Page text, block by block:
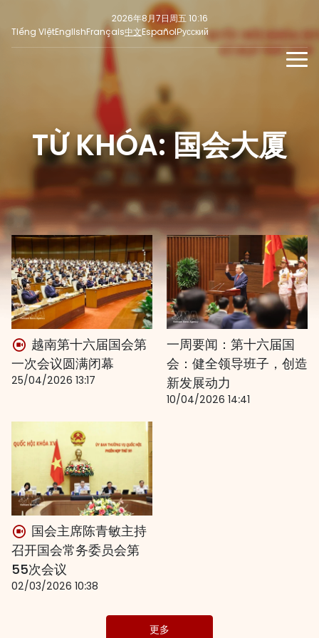
2026年8月7日周五 10:16
Tiếng ViệtEnglishFrançais中文EspañolРусский
最新
焦点
意见
社交新闻
新闻稿TỪ KHÓA: 国会大厦
越南第十六届国会第
一次会议圆满闭幕
25/04/2026 13:17
一周要闻：第十六届国
会：健全领导班子，创造
新发展动力
10/04/2026 14:41
国会主席陈青敏主持
召开国会常务委员会第
55次会议
02/03/2026 10:38
更多